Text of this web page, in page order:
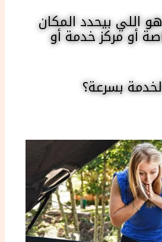
اللي بيحدد المكان
أو مركز خدمة أو